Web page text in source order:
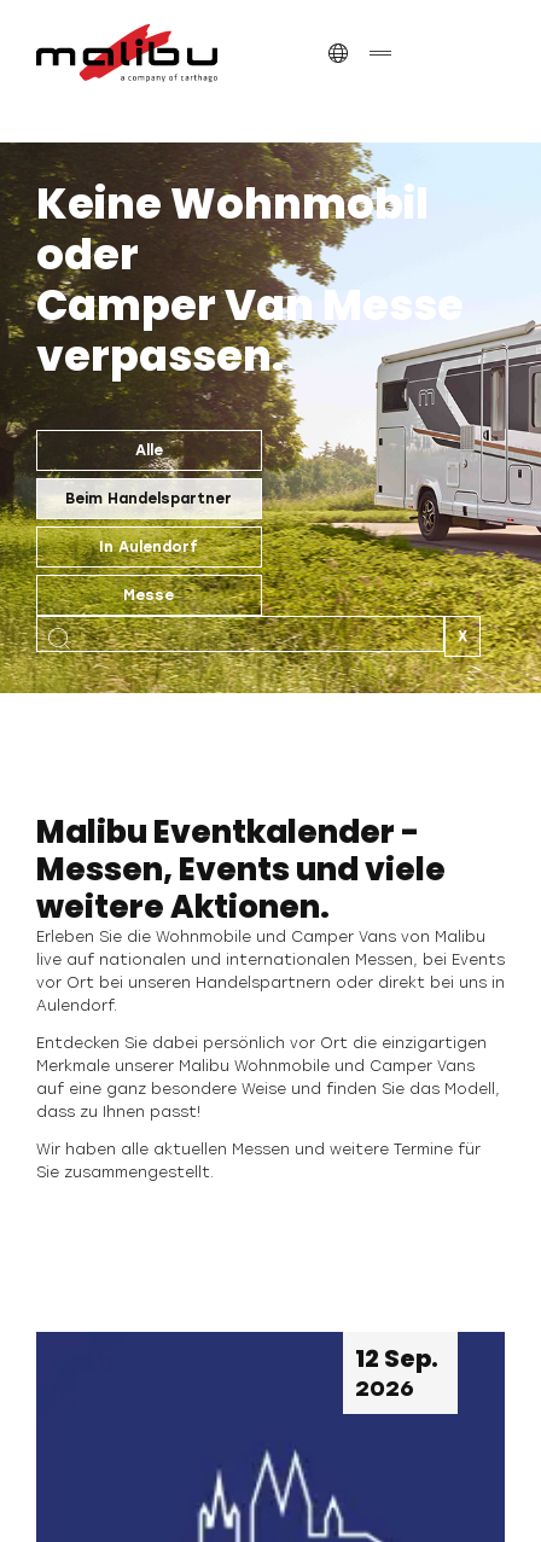
Keine Wohnmobil
oder
Camper Van Messe
verpassen.
Alle
Beim Handelspartner
In Aulendorf
Messe
X
Malibu Eventkalender -
Messen, Events und viele
weitere Aktionen.
Erleben Sie die Wohnmobile und Camper Vans von Malibu
live auf nationalen und internationalen Messen, bei Events
vor Ort bei unseren Handelspartnern oder direkt bei uns in
Aulendorf.
Entdecken Sie dabei persönlich vor Ort die einzigartigen
Merkmale unserer Malibu Wohnmobile und Camper Vans
auf eine ganz besondere Weise und finden Sie das Modell,
dass zu Ihnen passt!
Wir haben alle aktuellen Messen und weitere Termine für
Sie zusammengestellt.
12 Sep.
2026